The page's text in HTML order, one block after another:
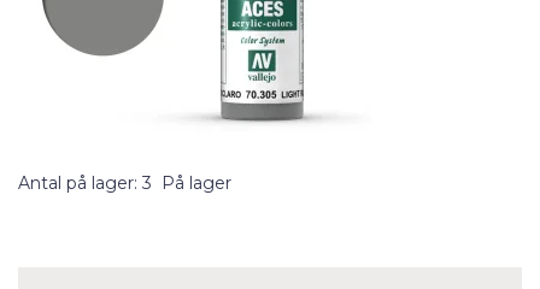
Antal på lager: 3 På lager